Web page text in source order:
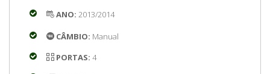
ANO: 2013/2014
CÂMBIO: Manual
PORTAS: 4